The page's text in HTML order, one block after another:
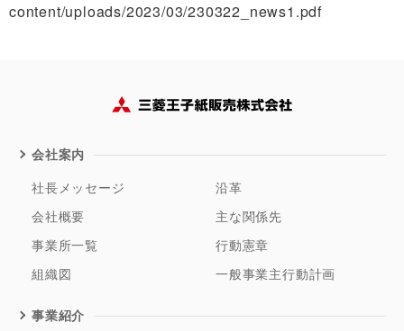
content/uploads/2023/03/230322_news1.pdf
会社案内
社長メッセージ
会社概要
事業所一覧
組織図
沿革
主な関係先
行動憲章
一般事業主行動計画
事業紹介